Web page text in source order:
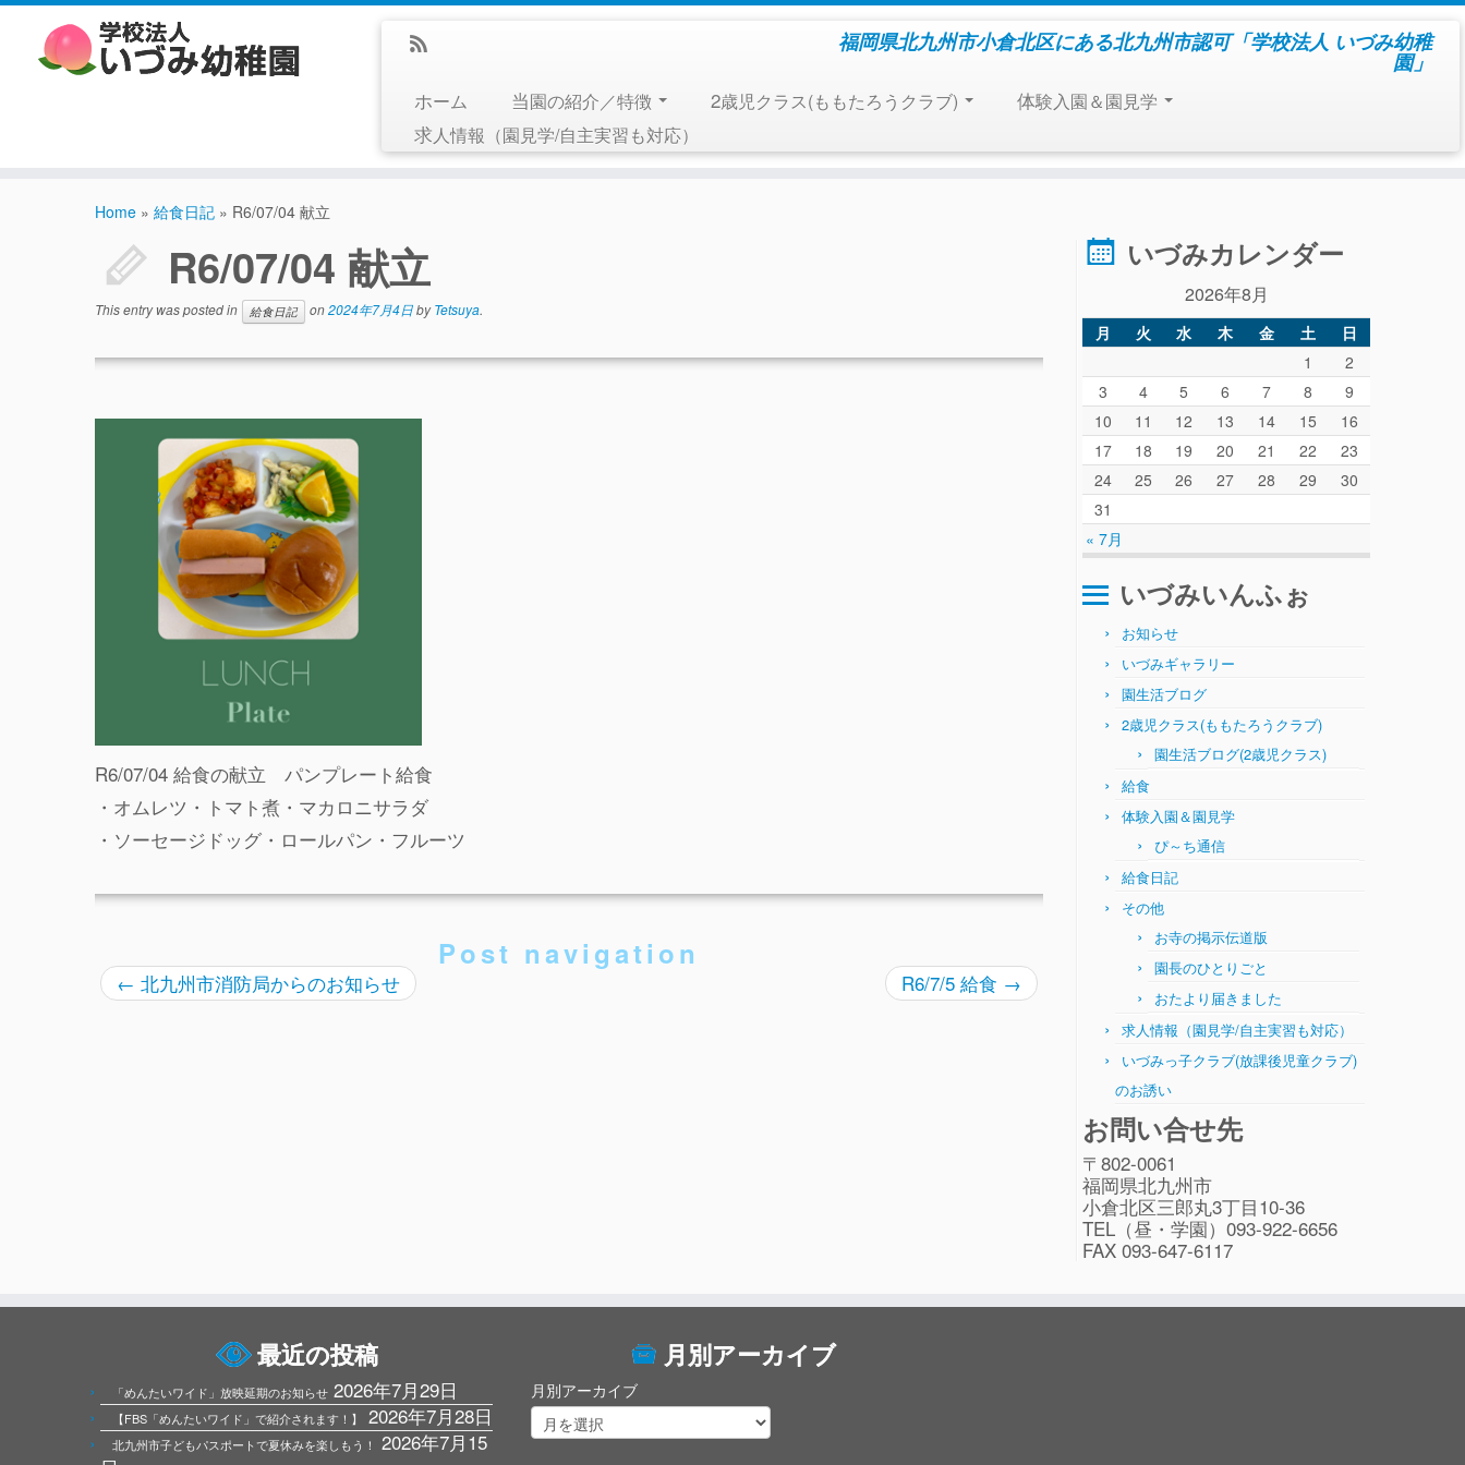
福岡県北九州市小倉北区にある北九州市認可「学校法人 いづみ幼稚
園」
ホーム 当園の紹介／特徴 2歳児クラス(ももたろうクラブ)
体験入園＆園見学
求人情報（園見学/自主実習も対応）
Home » 給食日記 » R6/07/04 献立
R6/07/04 献立
This entry was posted in 給食日記 on2024年7月4日byTetsuya.
R6/07/04 給食の献立 パンプレート給食
・オムレツ・トマト煮・マカロニサラダ
・ソーセージドッグ・ロールパン・フルーツ
Post navigation
← 北九州市消防局からのお知らせ R6/7/5 給食 →
いづみカレンダー
2026年8月
月 火 水 木 金 土 日
« 7月
1
2
3
4 5 6 7 8
9
10
11 12 13 14 15
16
17
18 19 20 21 22
23
24
25 26 27 28 29
30
31
いづみいんふぉ
お知らせ
いづみギャラリー
園生活ブログ
2歳児クラス(ももたろうクラブ)
園生活ブログ(2歳児クラス)
給食
体験入園＆園見学
ぴ～ち通信
給食日記
その他
お寺の掲示伝道版
園長のひとりごと
おたより届きました
求人情報（園見学/自主実習も対応）
いづみっ子クラブ(放課後児童クラブ)
のお誘い
お問い合せ先
〒802-0061
福岡県北九州市
小倉北区三郎丸3丁目10-36
TEL（昼・学園）093-922-6656
FAX 093-647-6117
最近の投稿
「めんたいワイド」放映延期のお知らせ 2026年7月29日
【FBS「めんたいワイド」で紹介されます！】 2026年7月28日
北九州市子どもパスポートで夏休みを楽しもう！
2026年7月15
月別アーカイブ
月別アーカイブ